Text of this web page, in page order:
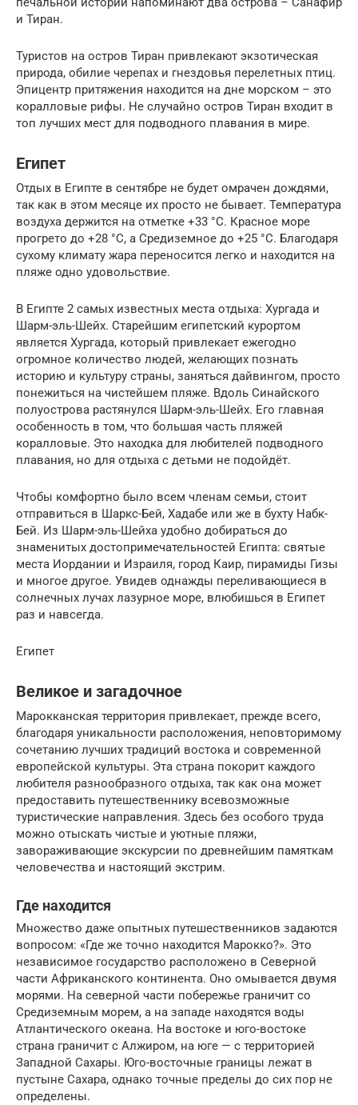
и Тиран.
Туристов на остров Тиран привлекают экзотическая
природа, обилие черепах и гнездовья перелетных птиц.
Эпицентр притяжения находится на дне морском – это
коралловые рифы. Не случайно остров Тиран входит в
топ лучших мест для подводного плавания в мире.
Египет
Отдых в Египте в сентябре не будет омрачен дождями,
так как в этом месяце их просто не бывает. Температура
воздуха держится на отметке +33 °C. Красное море
прогрето до +28 °C, а Средиземное до +25 °C. Благодаря
сухому климату жара переносится легко и находится на
пляже одно удовольствие.
В Египте 2 самых известных места отдыха: Хургада и
Шарм-эль-Шейх. Старейшим египетский курортом
является Хургада, который привлекает ежегодно
огромное количество людей, желающих познать
историю и культуру страны, заняться дайвингом, просто
понежиться на чистейшем пляже. Вдоль Синайского
полуострова растянулся Шарм-эль-Шейх. Его главная
особенность в том, что большая часть пляжей
коралловые. Это находка для любителей подводного
плавания, но для отдыха с детьми не подойдёт.
Чтобы комфортно было всем членам семьи, стоит
отправиться в Шаркс-Бей, Хадабе или же в бухту Набк-
Бей. Из Шарм-эль-Шейха удобно добираться до
знаменитых достопримечательностей Египта: святые
места Иордании и Израиля, город Каир, пирамиды Гизы
и многое другое. Увидев однажды переливающиеся в
солнечных лучах лазурное море, влюбишься в Египет
раз и навсегда.
Египет
Великое и загадочное
Марокканская территория привлекает, прежде всего,
благодаря уникальности расположения, неповторимому
сочетанию лучших традиций востока и современной
европейской культуры. Эта страна покорит каждого
любителя разнообразного отдыха, так как она может
предоставить путешественнику всевозможные
туристические направления. Здесь без особого труда
можно отыскать чистые и уютные пляжи,
завораживающие экскурсии по древнейшим памяткам
человечества и настоящий экстрим.
Где находится
Множество даже опытных путешественников задаются
вопросом: «Где же точно находится Марокко?». Это
независимое государство расположено в Северной
части Африканского континента. Оно омывается двумя
морями. На северной части побережье граничит со
Средиземным морем, а на западе находятся воды
Атлантического океана. На востоке и юго-востоке
страна граничит с Алжиром, на юге — с территорией
Западной Сахары. Юго-восточные границы лежат в
пустыне Сахара, однако точные пределы до сих пор не
определены.